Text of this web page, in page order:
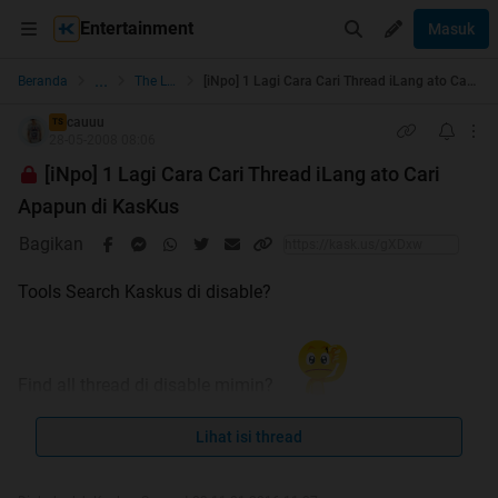
Entertainment Masuk
Beranda ... The Lounge
TS cauuu
[iNpo] 1 Lagi Cara Cari Thread iLang ato Cari
Apapun di KasKus
Bagikan
Tools Search Kaskus di disable?
Lihat isi thread